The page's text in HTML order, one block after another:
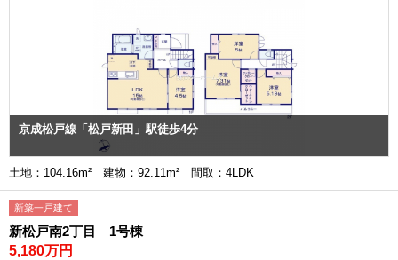
京成松戸線「松戸新田」駅徒歩4分
土地：104.16m² 建物：92.11m² 間取：4LDK
新築一戸建て
新松戸南2丁目 1号棟
5,180万円